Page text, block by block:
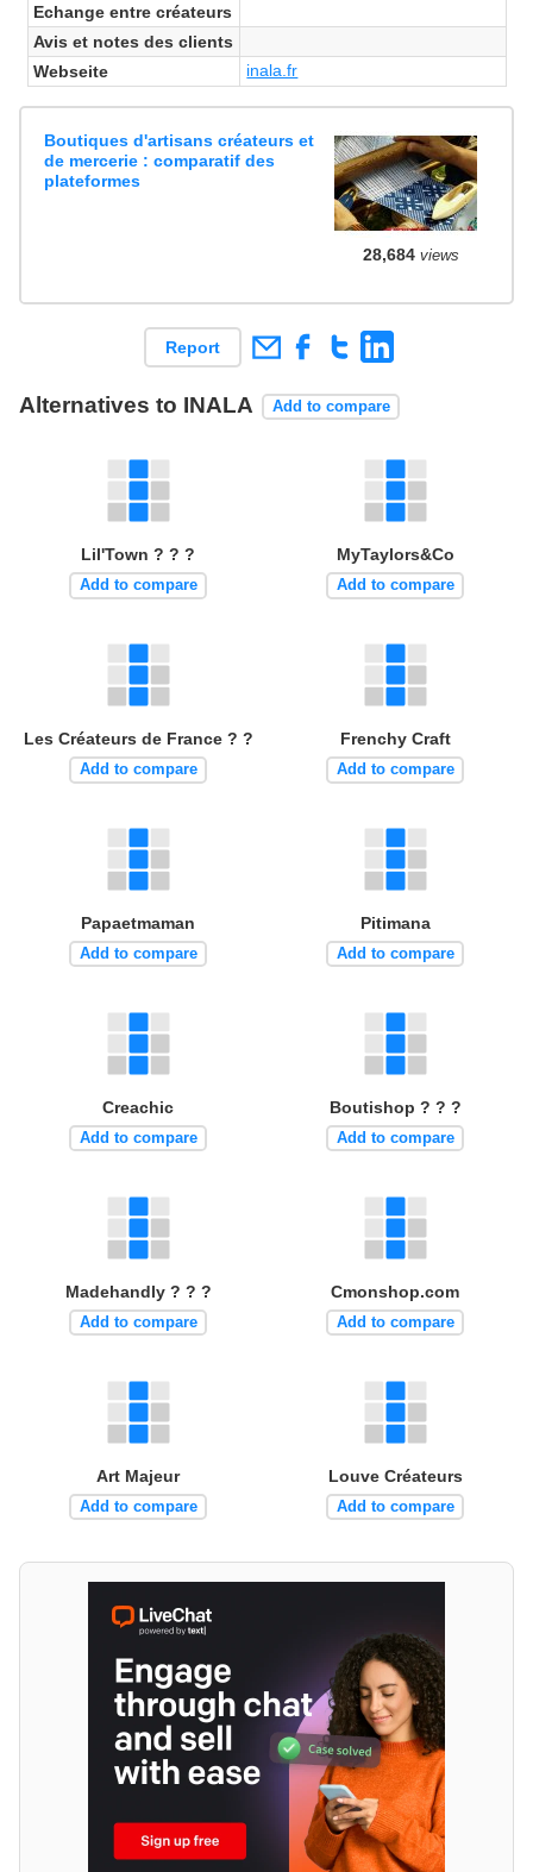
Echange entre créateurs
Avis et notes des clients
Webseite
inala.fr
Boutiques d'artisans créateurs et
de mercerie : comparatif des
plateformes
28,684views
Report
Alternatives to INALA Add to compare
Lil'Town ? ? ?
Add to compare
MyTaylors&Co
Add to compare
Les Créateurs de France ? ?
Add to compare
Frenchy Craft
Add to compare
Papaetmaman
Add to compare
Pitimana
Add to compare
Creachic
Add to compare
Boutishop ? ? ?
Add to compare
Madehandly ? ? ?
Add to compare
Cmonshop.com
Add to compare
Art Majeur
Add to compare
Louve Créateurs
Add to compare